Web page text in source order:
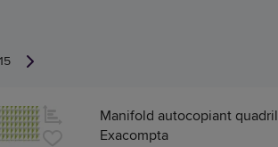
15
Manifold autocopiant
Exacompta